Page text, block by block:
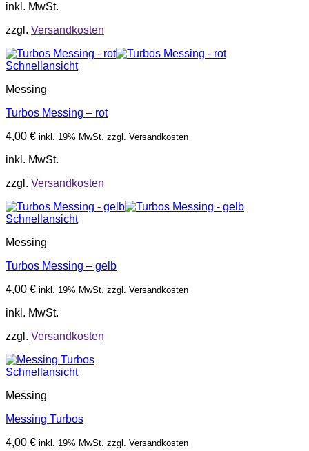
inkl. MwSt.
zzgl. Versandkosten
Schnellansicht
Messing
Turbos Messing – rot
4,00 € inkl. 19% MwSt. zzgl. Versandkosten
inkl. MwSt.
zzgl. Versandkosten
Schnellansicht
Messing
Turbos Messing – gelb
4,00 € inkl. 19% MwSt. zzgl. Versandkosten
inkl. MwSt.
zzgl. Versandkosten
Schnellansicht
Messing
Messing Turbos
4,00 € inkl. 19% MwSt. zzgl. Versandkosten